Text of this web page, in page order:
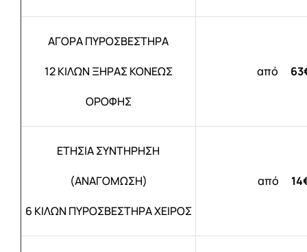
ΑΓΟΡΑ ΠΥΡΟΣΒΕΣΤΗΡΑ
12 ΚΙΛΩΝ ΞΗΡΑΣ ΚΟΝΕΩΣ
ΟΡΟΦΗΣ
από
ΕΤΗΣΙΑ ΣΥΝΤΗΡΗΣΗ
(ΑΝΑΓΟΜΩΣΗ)
6 ΚΙΛΩΝ ΠΥΡΟΣΒΕΣΤΗΡΑ ΧΕΙΡΟΣ
από